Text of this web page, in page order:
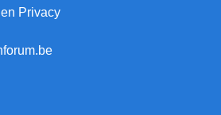
Privacy